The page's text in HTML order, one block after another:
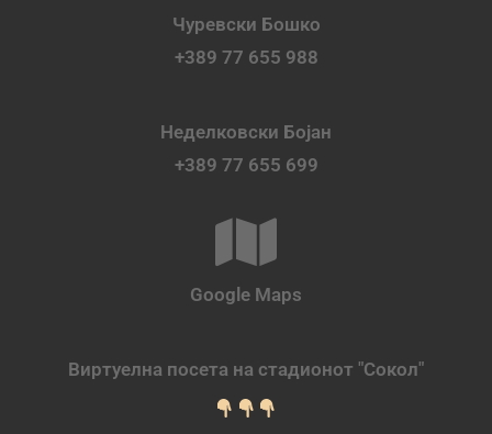
Чуревски Бошко
+389 77 655 988
Неделковски Бојан
+389 77 655 699
Google Maps
Виртуелна посета на стадионот "Сокол"